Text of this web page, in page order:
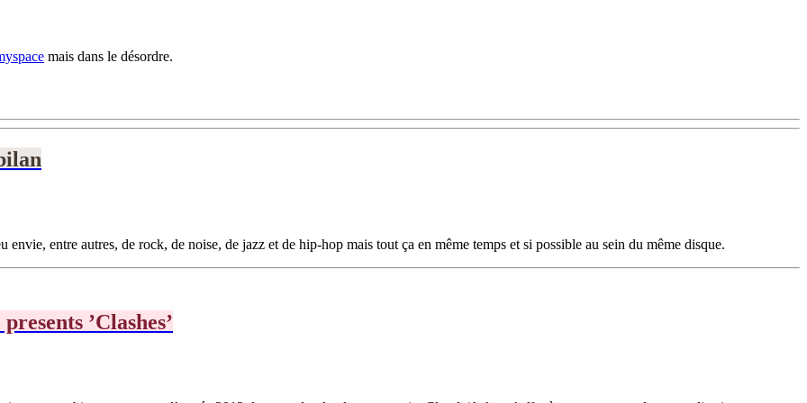
mais dans le désordre.
entre autres, de rock, de noise, de jazz et de hip-hop mais tout ça en même temps et si possible au sein du même disque.
’Clashes’